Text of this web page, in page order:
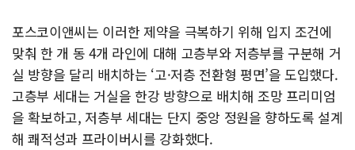
포스코이앤씨는 이러한 제약을 극복하기 위해 입지 조건에
맞춰 한 개 동 4개 라인에 대해 고층부와 저층부를 구분해 거
실 방향을 달리 배치하는 ‘고·저층 전환형 평면’을 도입했다.
고층부 세대는 거실을 한강 방향으로 배치해 조망 프리미엄
을 확보하고, 저층부 세대는 단지 중앙 정원을 향하도록 설계
해 쾌적성과 프라이버시를 강화했다.